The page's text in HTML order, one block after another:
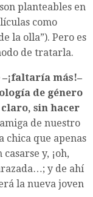
planteables en
como
la olla”). Pero es
de tratarla.
más!‒
de género
claro, sin hacer
de nuestro
chica que apenas
y, ¡oh,
y de ahí
la nueva joven